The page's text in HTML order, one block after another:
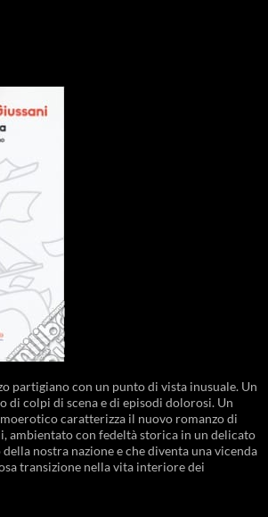
partigiano con un punto di vista inusuale. Un
di colpi di scena e di episodi dolorosi. Un
caratterizza il nuovo romanzo di
ambientato con fedeltà storica in un delicato
nostra nazione e che diventa una vicenda
transizione nella vita interiore dei